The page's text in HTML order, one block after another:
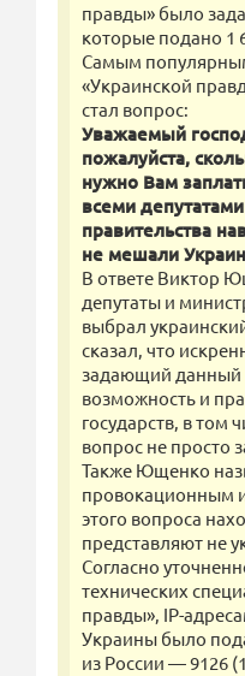
правды» было
которые подано 1
Самым
«Украинской
стал вопрос:
Уважаемый
пожалуйста,
нужно Вам
всеми
правительства
не мешали
В ответе Виктор
депутаты и
выбрал
сказал, что
задающий данный
возможность и
государств, в том
вопрос не просто
Также Ющенко
провокационным
этого вопроса
представляют не
Согласно
технических
правды», IP-
Украины было
из России — 9126